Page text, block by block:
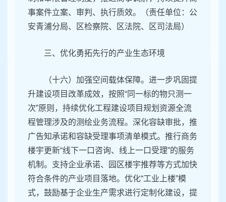
事案件立案、审判、执行质效。（责任单位：公
安青浦分局、区检察院、区法院、区司法局）
三、优化勇拓先行的产业生态环境
（十六）加强空间载体保障。进一步巩固提
升建设项目改革成效，按照“同一标的物只测一
次”原则，持续优化工程建设项目规划资源全流
程管理涉及的测绘业务流程。深化容缺审批，推
广告知承诺和容缺受理事项清单模式。推行商务
楼宇更新“线下一口咨询、线上一口受理”的服务
机制。支持企业承诺、园区楼宇推荐等方式加快
符合条件的产业项目落地。优化“工业上楼”模
式，鼓励基于企业生产需求进行定制化建设，提